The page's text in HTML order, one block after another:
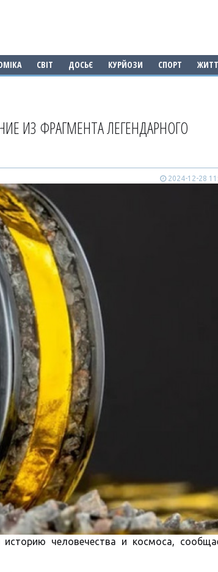
СВІТ ДОСЬЄ КУРЙОЗИ СПОРТ
ИЗ ФРАГМЕНТА ЛЕГЕНДАРНОГО
2024-12-28
человечества и космоса,